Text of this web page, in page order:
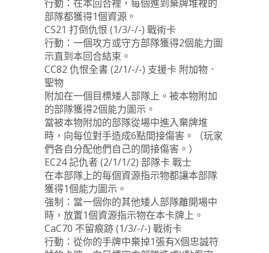
行動：在本回合裡，每個進到棄牌堆裡的
部隊都獲得1個資源。
CS21 打倒仇恨 (1/3/-/-) 戰術卡
行動：一個攻方或守方部隊獲得2個能力圖
示直到本回合結束。
CC82 仇恨全書 (2/1/-/-) 支援卡 附加物．
聖物
附加在一個目標矮人部隊上。被本物附加
的部隊獲得2個能力圖示。
當被本物附加的部隊從場中進入棄牌堆
時，向每位對手造成6點間接傷害。（玩家
們各自分配他們自己的間接傷害。）
EC24 記仇者 (2/1/1/2) 部隊卡 戰士
在本部隊上的每個資源指示物都讓本部隊
獲得1個能力圖示。
強制：當一個你的其他矮人部隊離開場中
時，放置1個資源指示物在本卡牌上。
CaC70 不留痕跡 (1/3/-/-) 戰術卡
行動：從你的手牌中棄掉1張有X個忠誠符